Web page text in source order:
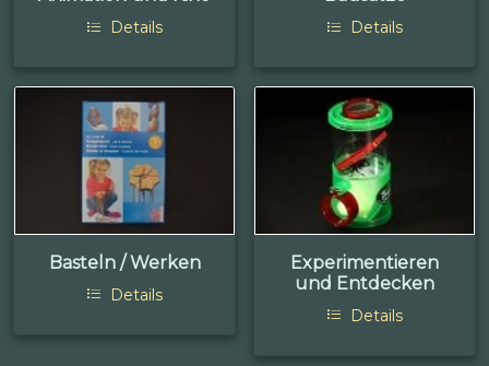
Details Details
Basteln / Werken
Details
Experimentieren
und Entdecken
Details